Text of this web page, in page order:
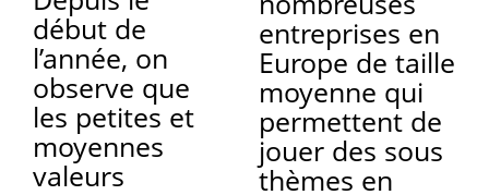
début de
l’année, on
observe que
les petites et
moyennes
valeurs
entreprises en
Europe de taille
moyenne qui
permettent de
jouer des sous
thèmes en